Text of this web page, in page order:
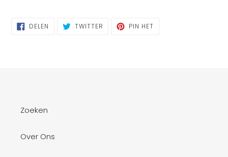
DELEN DELEN TWITTER TWITTERENPIN HET
Zoeken
Over Ons